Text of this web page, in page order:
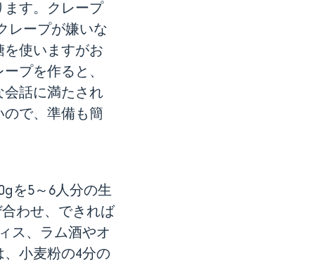
ます。クレープ
レープが嫌いな
使いますがお
プを作ると、
会話に満たされ
で、準備も簡
を5～6人分の生
わせ、できれば
ス、ラム酒やオ
小麦粉の4分の